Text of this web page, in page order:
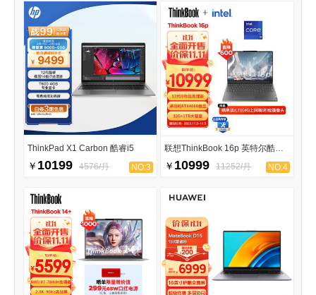
ThinkPad X1 Carbon 酷睿i5
￥ 10199 4576/月 NO:3 ￥ 10999 11252/月 NO:4